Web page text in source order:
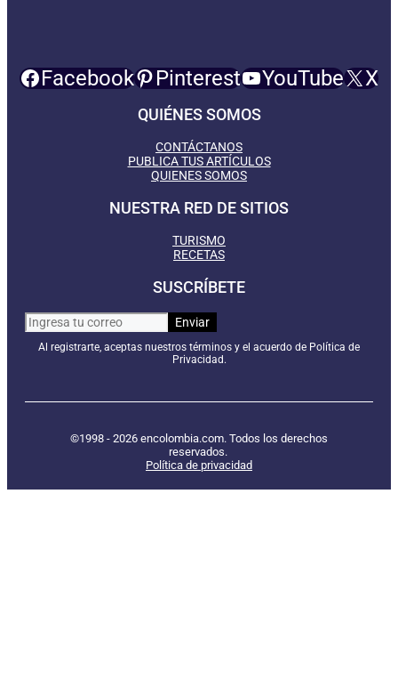
Facebook Pinterest YouTube X
QUIÉNES SOMOS
CONTÁCTANOS
PUBLICA TUS ARTÍCULOS
QUIENES SOMOS
NUESTRA RED DE SITIOS
TURISMO
RECETAS
SUSCRÍBETE
Al registrarte, aceptas nuestros términos y el acuerdo de Política de
Privacidad.
©1998 - 2026 encolombia.com. Todos los derechos
reservados.
Política de privacidad